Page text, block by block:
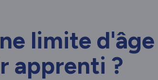
limite d'âge
apprenti ?